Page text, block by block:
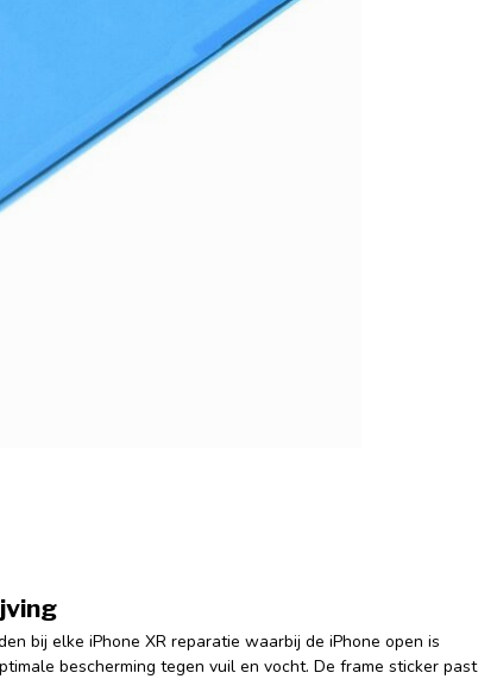
bij elke iPhone XR reparatie waarbij de iPhone open is
bescherming tegen vuil en vocht. De frame sticker past